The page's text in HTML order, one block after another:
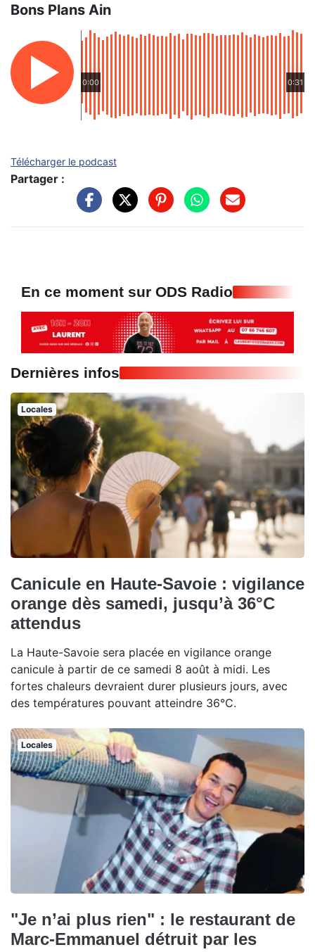
Bons Plans Ain
0:00 0:31
Télécharger le podcast
Partager :
En ce moment sur ODS Radio
Dernières infos
Locales
Canicule en Haute-Savoie : vigilance
orange dès samedi, jusqu’à 36°C
attendus
La Haute-Savoie sera placée en vigilance orange
canicule à partir de ce samedi 8 août à midi. Les
fortes chaleurs devraient durer plusieurs jours, avec
des températures pouvant atteindre 36°C.
Locales
"Je n’ai plus rien" : le restaurant de
Marc-Emmanuel détruit par les